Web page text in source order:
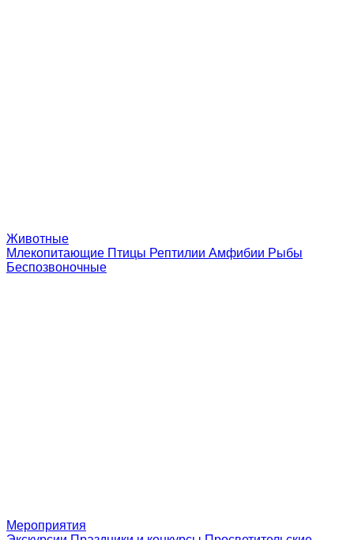
Животные
Млекопитающие Птицы Рептилии Амфибии Рыбы
Беспозвоночные
Мероприятия